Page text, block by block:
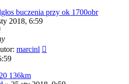
buczenia przy ok 1700obr
2018, 6:59
marcinl
136km